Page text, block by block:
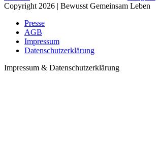
Copyright 2026 | Bewusst Gemeinsam Leben
Presse
AGB
Impressum
Datenschutzerklärung
Impressum & Datenschutzerklärung